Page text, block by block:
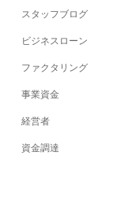
スタッフブログ
ビジネスローン
ファクタリング
事業資金
経営者
資金調達